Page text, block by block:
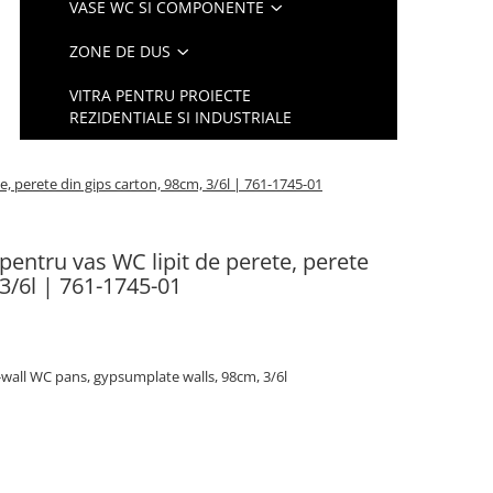
VASE WC SI COMPONENTE
ZONE DE DUS
VITRA PENTRU PROIECTE
REZIDENTIALE SI INDUSTRIALE
perete din gips carton, 98cm, 3/6l | 761-1745-01
vas WC lipit de perete, perete
6l | 761-1745-01
WC pans, gypsumplate walls, 98cm, 3/6l